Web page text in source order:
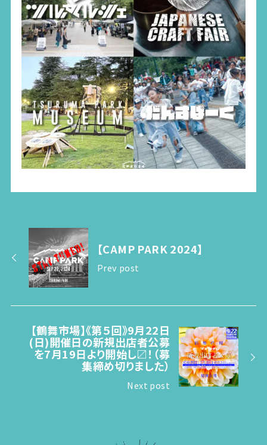
【CAMP PARK 2024】
Prev post
【鶴舞市場】《第５回》9月22日
(日)開催日の新規出店者公募
を7月19日より開始し〼！（募
集締め切りました）
Next post